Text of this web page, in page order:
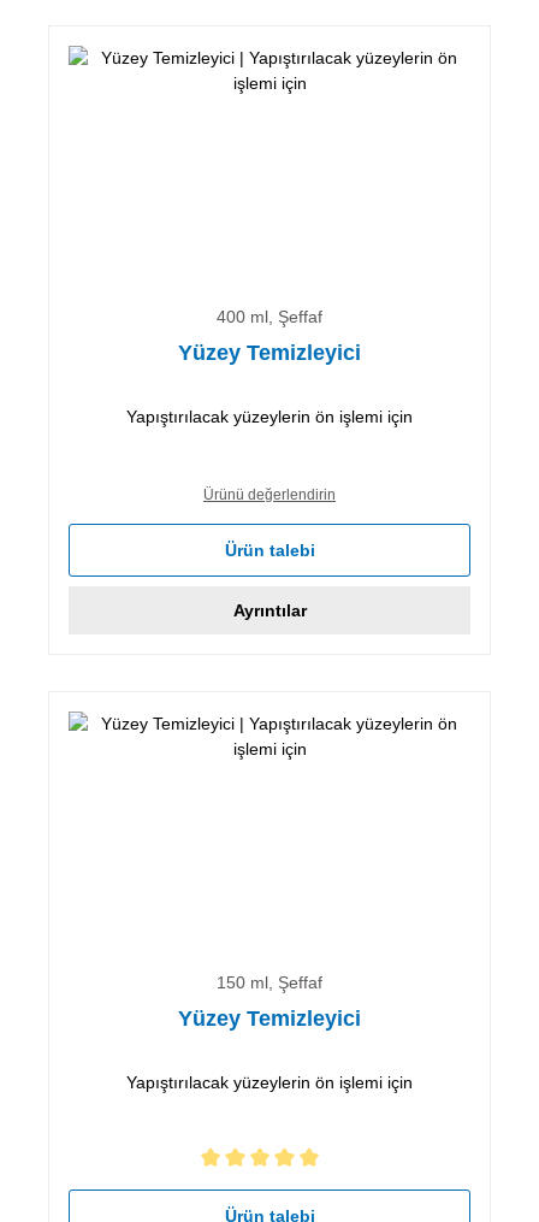
400 ml, Şeffaf
Yüzey Temizleyici
Yapıştırılacak yüzeylerin ön işlemi için
Ürünü değerlendirin
Ürün talebi
Ayrıntılar
150 ml, Şeffaf
Yüzey Temizleyici
Yapıştırılacak yüzeylerin ön işlemi için
5 yıldız üzerinden 5 ortalama puanı
Ürün talebi